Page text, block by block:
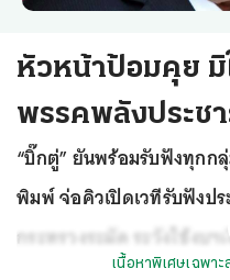
หัวหน้าป้อมคุย มิ
พรรคพลังประช
“บิ๊กตู่” ยันพร้อมรับฟังทุก
พิมพ์ จ่อคิวเปิดเวทีรับฟังป
กระทรวงระมัด ระวังใช้งบฯ
เนื้อหาพิเศษเฉพา